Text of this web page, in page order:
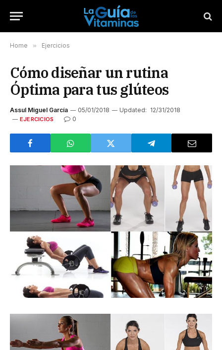
Home » Ejercicios
Cómo diseñar un rutina
Óptima para tus glúteos
Assul Miguel García 05/01/2018 Updated: 12/31/2018
EJERCICIOS 0